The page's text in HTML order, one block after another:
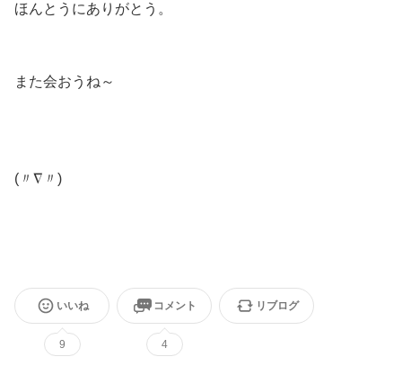
ほんとうにありがとう。
また会おうね～
(〃∇〃)
いいね
9
コメント
4
リブログ